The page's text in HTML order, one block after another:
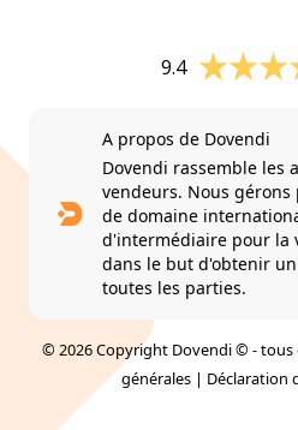
9.4
A propos de Dovendi
Dovendi rassemble les
vendeurs. Nous gérons
de domaine
d'intermédiaire pour la
dans le but d'obtenir
toutes les parties.
© 2026 Copyright Dovendi © - tous
générales | Déclaration